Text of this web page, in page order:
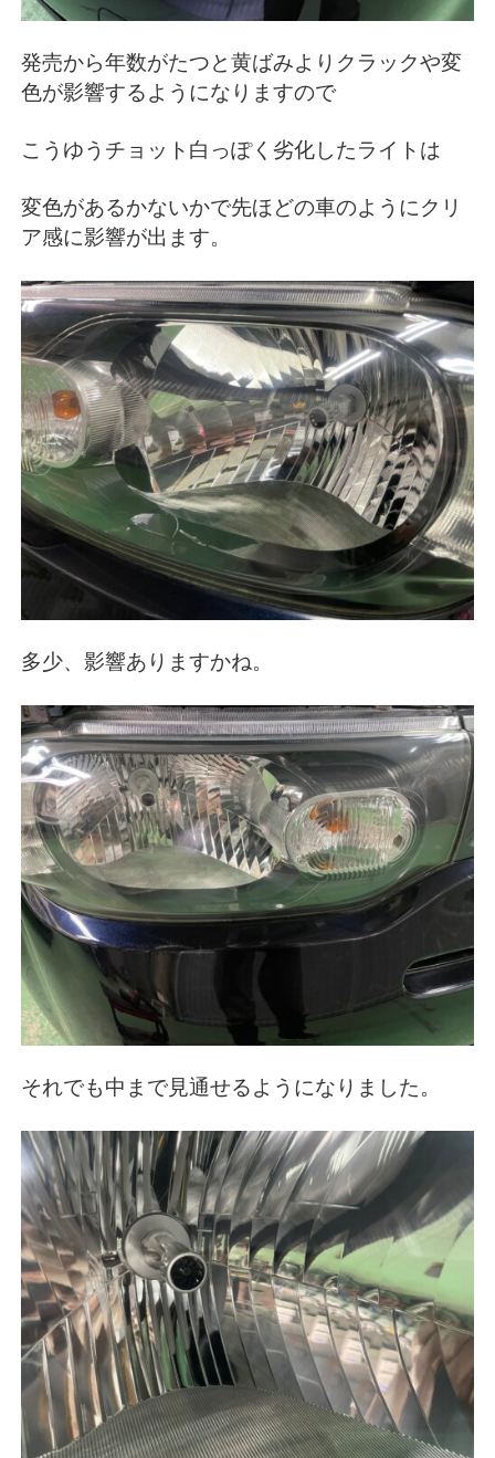
発売から年数がたつと黄ばみよりクラックや変
色が影響するようになりますので
こうゆうチョット白っぽく劣化したライトは
変色があるかないかで先ほどの車のようにクリ
ア感に影響が出ます。
多少、影響ありますかね。
それでも中まで見通せるようになりました。